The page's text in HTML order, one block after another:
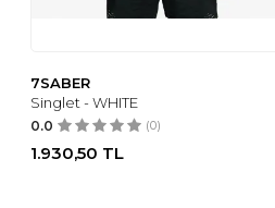
7SABER
Singlet - WHITE
0.0 (0)
1.930,50 TL